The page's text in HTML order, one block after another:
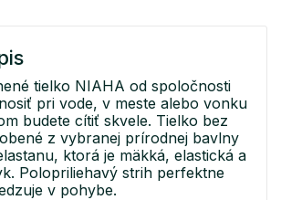
tielko NIAHA od spoločnosti
pri vode, v meste alebo vonku
budete cítiť skvele. Tielko bez
z vybranej prírodnej bavlny
ktorá je mäkká, elastická a
Polopriliehavý strih perfektne
v pohybe.